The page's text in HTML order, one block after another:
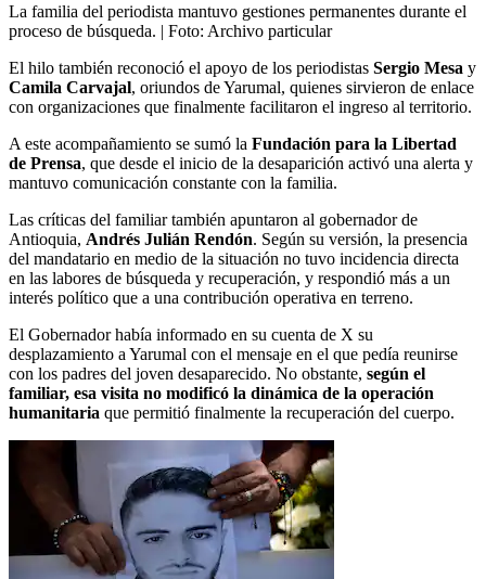
La familia del periodista mantuvo gestiones permanentes durante el
proceso de búsqueda. | Foto: Archivo particular
El hilo también reconoció el apoyo de los periodistas Sergio Mesa y
Camila Carvajal, oriundos de Yarumal, quienes sirvieron de enlace
con organizaciones que finalmente facilitaron el ingreso al territorio.
A este acompañamiento se sumó la Fundación para la Libertad
de Prensa, que desde el inicio de la desaparición activó una alerta y
mantuvo comunicación constante con la familia.
Las críticas del familiar también apuntaron al gobernador de
Antioquia, Andrés Julián Rendón. Según su versión, la presencia
del mandatario en medio de la situación no tuvo incidencia directa
en las labores de búsqueda y recuperación, y respondió más a un
interés político que a una contribución operativa en terreno.
El Gobernador había informado en su cuenta de X su
desplazamiento a Yarumal con el mensaje en el que pedía reunirse
con los padres del joven desaparecido. No obstante, según el
familiar, esa visita no modificó la dinámica de la operación
humanitaria que permitió finalmente la recuperación del cuerpo.